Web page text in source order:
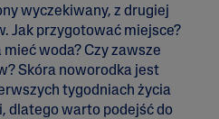
wyczekiwany, z drugiej
Jak przygotować miejsce?
woda? Czy zawsze
Skóra noworodka jest
tygodniach życia
dlatego warto podejść do